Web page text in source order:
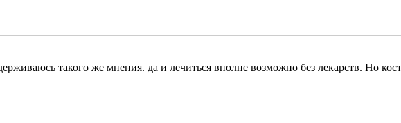
такого же мнения. да и лечиться вполне возможно без лекарств. Но